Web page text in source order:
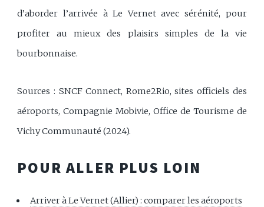
d’aborder l’arrivée à Le Vernet avec sérénité, pour
profiter au mieux des plaisirs simples de la vie
bourbonnaise.
Sources : SNCF Connect, Rome2Rio, sites officiels des
aéroports, Compagnie Mobivie, Office de Tourisme de
Vichy Communauté (2024).
POUR ALLER PLUS LOIN
Arriver à Le Vernet (Allier) : comparer les aéroports